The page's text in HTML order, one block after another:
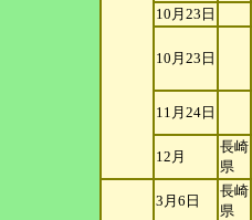
10月23日
10月23日
11月24日
12月
長崎
県
3月6日
長崎
県